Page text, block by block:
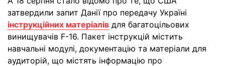
затвердили запит Данії про передачу Україні
інструкційних матеріалів для багатоцільових
винищувачів F-16. Пакет інструкцій містить
навчальні модулі, документацію та матеріали для
аудиторій, що містять інформацію про